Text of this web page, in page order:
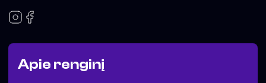
Apie renginį